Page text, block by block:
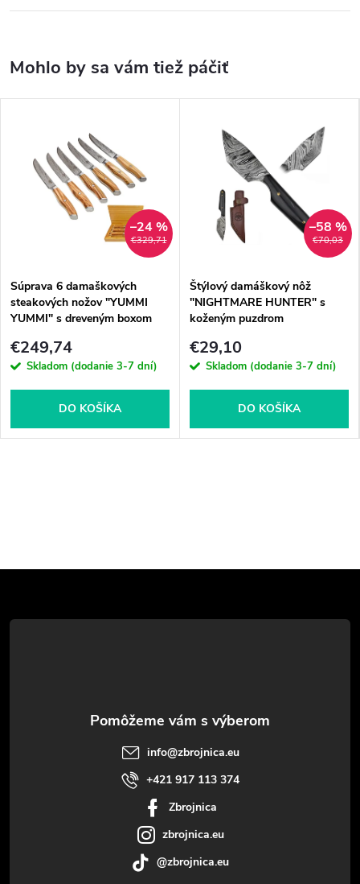
€329,71
–24 %
Súprava 6 damaškových
steakových nožov "YUMMI
YUMMI" s dreveným boxom
€249,74
Skladom (dodanie 3-7 dní)
DO KOŠÍKA
€70,03
–58 %
Štýlový damáškový nôž
"NIGHTMARE HUNTER" s
koženým puzdrom
€29,10
Skladom (dodanie 3-7 dní)
DO KOŠÍKA
á
info@zbrojnica.eu
+421 917 113 374
Zbrojnica
zbrojnica.eu
@zbrojnica.eu